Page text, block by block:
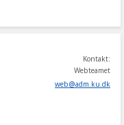
Kontakt:
Webteamet
web@adm.ku.dk